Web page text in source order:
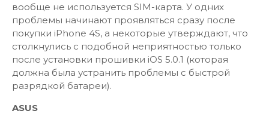
вообще не используется SIM-карта. У одних
проблемы начинают проявляться сразу после
покупки iPhone 4S, а некоторые утверждают, что
столкнулись с подобной неприятностью только
после установки прошивки iOS 5.0.1 (которая
должна была устранить проблемы с быстрой
разрядкой батареи).
ASUS